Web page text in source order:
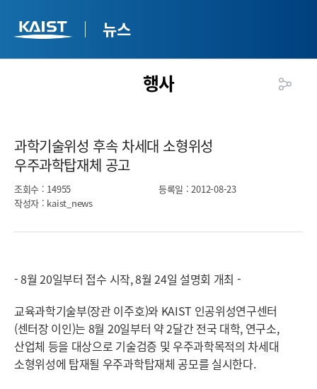
뉴스
행사
과학기술위성 후속 차세대 소형위성
우주과학탑재체 공고​
조회수 : 14955 등록일 : 2012-08-23
작성자 : kaist_news
- 8월 20일부터 접수 시작, 8월 24일 설명회 개최 -
교육과학기술부(장관 이주호)와 KAIST 인공위성연구센터
(센터장 이인)는 8월 20일부터 약 2달간 전국 대학, 연구소,
산업체 등을 대상으로 기술검증 및 우주과학목적의 차세대
소형위성에 탑재될 우주과학탑재체 공모를 실시한다.